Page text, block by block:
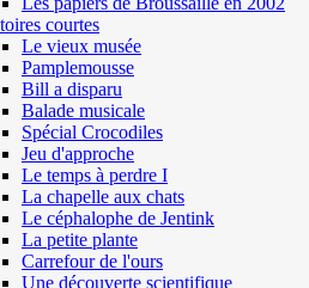
courtes
Le vieux musée
Pamplemousse
Bill a disparu
Balade musicale
Spécial Crocodiles
Jeu d'approche
Le temps à perdre I
La chapelle aux chats
Le céphalophe de Jentink
La petite plante
Carrefour de l'ours
Une découverte scientifique